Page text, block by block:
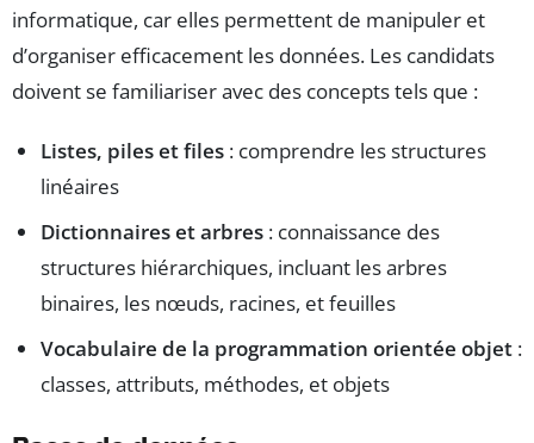
informatique, car elles permettent de manipuler et
d’organiser efficacement les données. Les candidats
doivent se familiariser avec des concepts tels que :
Listes, piles et files : comprendre les structures
linéaires
Dictionnaires et arbres : connaissance des
structures hiérarchiques, incluant les arbres
binaires, les nœuds, racines, et feuilles
Vocabulaire de la programmation orientée objet :
classes, attributs, méthodes, et objets